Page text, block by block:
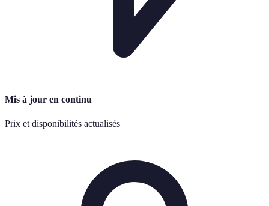
Mis à jour en continu
Prix et disponibilités actualisés